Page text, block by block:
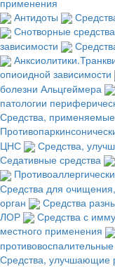
Антидоты
Снотворные средства
зависимости
опиоидной зависимости
болезни Альцгеймера
патологии
Средства,
ЦНС
Средства,
Седативные средства
Средства для
орган
Средства
ЛОР
Средства с
местного применения
Средства, улучшающие